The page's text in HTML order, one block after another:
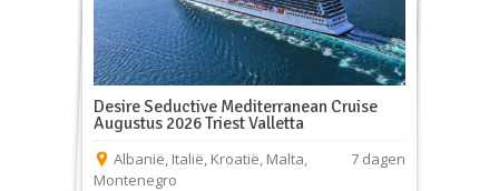
Desire Seductive Mediterranean Cruise
Augustus 2026 Triest Valletta
Albanië, Italië, Kroatië, Malta,
Montenegro
7 dagen